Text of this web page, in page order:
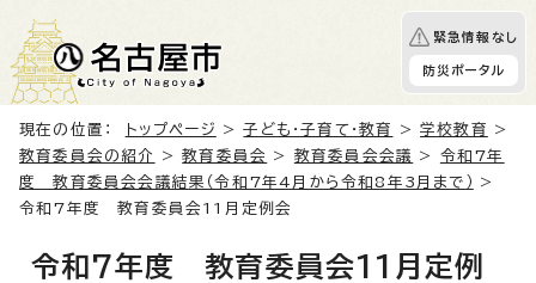
緊急情報なし
防災ポータル
現在の位置： トップページ >子ども・子育て・教育 >学校教育
>
教育委員会の紹介
>教育委員会 > 教育委員会会議 > 令和7年
度 教育委員会会議結果（令和7年4月から令和8年3月まで）
>
令和7年度 教育委員会11月定例会
令和7年度 教育委員会11月定例